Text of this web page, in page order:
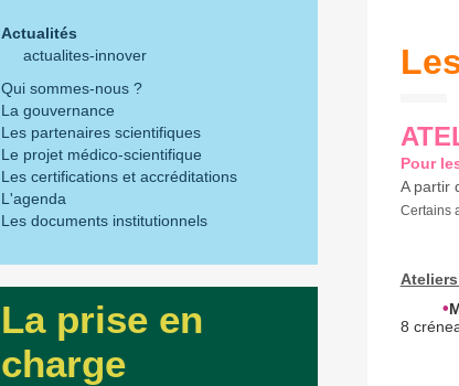
Actualités
actualites-innover
Qui sommes-nous ?
La gouvernance
Les partenaires scientifiques
Le projet médico-scientifique
Les certifications et accréditations
L'agenda
Les documents institutionnels
La prise en
charge
Pour
A partir
Certains
•
8